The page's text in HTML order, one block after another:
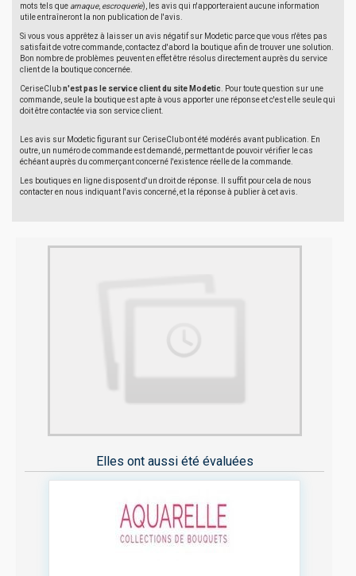
mots tels que arnaque, escroquerie), les avis qui n'apporteraient aucune information
utile entraîneront la non publication de l'avis.
Si vous vous apprêtez à laisser un avis négatif sur Modetic parce que vous n'êtes pas
satisfait de votre commande, contactez d'abord la boutique afin de trouver une solution.
Bon nombre de problèmes peuvent en effet être résolus directement auprès du service
client de la boutique concernée.
CeriseClubn'est pas le service client du site Modetic . Pour toute question sur une
commande, seule la boutique est apte à vous apporter une réponse et c'est elle seule qui
doit être contactée via son service client.
Les avis sur Modetic figurant sur CeriseClub ont été modérés avant publication. En
outre, un numéro de commande est demandé, permettant de pouvoir vérifier le cas
échéant auprès du commerçant concerné l'existence réelle de la commande.
Les boutiques en ligne disposent d'un droit de réponse. Il suffit pour cela de nous
contacter en nous indiquant l'avis concerné, et la réponse à publier à cet avis.
Elles ont aussi été évaluées